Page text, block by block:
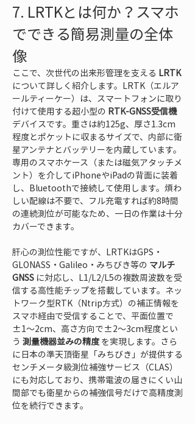
7. LRTKとは何か？スマホ
でできる簡易測量の全体
像
ここで、次世代の出来形管理を支える LRTK
について詳しく紹介します。LRTK（エルア
ールティーケー）は、スマートフォンに取り
付けて使用する超小型の RTK-GNSS受信機
デバイスです。重さは約125g、厚さ1.3cm
程度とポケットに収まるサイズで、内部に衛
星アンテナとバッテリーを内蔵しています。
専用のスマホケース（または磁気アタッチメ
ント）を介してiPhoneやiPadの背面に装着
し、Bluetoothで接続して使用します。煩わ
しい配線は不要で、フル充電すれば約8時間
の連続測位が可能なため、一日の作業は十分
カバーできます。
肝心の測位性能ですが、LRTKはGPS・
GLONASS・Galileo・みちびき等の マルチ
GNSS に対応し、L1/L2/L5の複数周波数を受
信する高性能チップを搭載しています。ネッ
トワーク型RTK（Ntrip方式）の補正情報を
スマホ経由で受信することで、平面位置で
±1～2cm、高さ方向で±2～3cm程度とい
う 測量機器並みの精度 を実現します。さら
に日本の準天頂衛星「みちびき」が提供する
センチメータ級測位補強サービス（CLAS）
にも対応しており、携帯電波の届きにくい山
間部でも衛星からの補強信号だけで高精度測
位を続行できます。